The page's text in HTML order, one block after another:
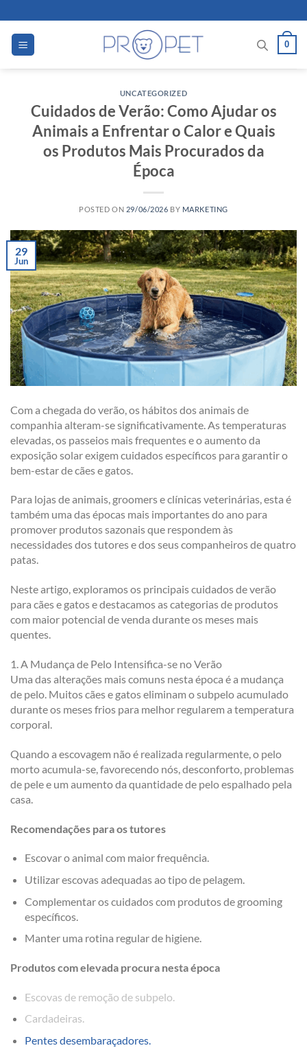
to
content
0
UNCATEGORIZED
Cuidados de Verão: Como Ajudar os
Animais a Enfrentar o Calor e Quais
os Produtos Mais Procurados da
Época
POSTED ON 29/06/2026 BY MARKETING
29
Jun
Com a chegada do verão, os hábitos dos animais de
companhia alteram-se significativamente. As temperaturas
elevadas, os passeios mais frequentes e o aumento da
exposição solar exigem cuidados específicos para garantir o
bem-estar de cães e gatos.
Para lojas de animais, groomers e clínicas veterinárias, esta é
também uma das épocas mais importantes do ano para
promover produtos sazonais que respondem às
necessidades dos tutores e dos seus companheiros de quatro
patas.
Neste artigo, exploramos os principais cuidados de verão
para cães e gatos e destacamos as categorias de produtos
com maior potencial de venda durante os meses mais
quentes.
1. A Mudança de Pelo Intensifica-se no Verão
Uma das alterações mais comuns nesta época é a mudança
de pelo. Muitos cães e gatos eliminam o subpelo acumulado
durante os meses frios para melhor regularem a temperatura
corporal.
Quando a escovagem não é realizada regularmente, o pelo
morto acumula-se, favorecendo nós, desconforto, problemas
de pele e um aumento da quantidade de pelo espalhado pela
casa.
Recomendações para os tutores
Escovar o animal com maior frequência.
Utilizar escovas adequadas ao tipo de pelagem.
Complementar os cuidados com produtos de grooming
específicos.
Manter uma rotina regular de higiene.
Produtos com elevada procura nesta época
Escovas de remoção de subpelo.
Cardadeiras.
Pentes desembaraçadores.